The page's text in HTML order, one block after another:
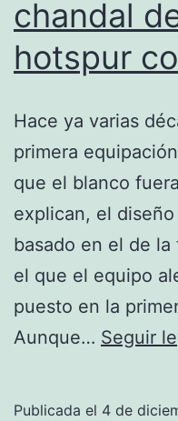
chandal
hotspur
Hace ya varias
primera
que el blanco
explican, el
basado en el de la
el que el equipo
puesto en la
Aunque… Seguir
Publicada el 4 de